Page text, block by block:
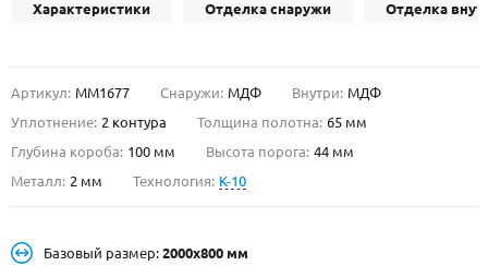
О НАС
Металлические двери от производителя с доставкой и установкой в
Москве и МО
Характеристики Отделка снаружи Отделка
Артикул: ММ1677 Снаружи: МДФ Внутри: МДФ
Уплотнение: 2 контура Толщина полотна: 65 мм
Глубина короба: 100 мм Высота порога: 44 мм
Металл: 2 мм Технология: K-10
Базовый размер: 2000х800 мм